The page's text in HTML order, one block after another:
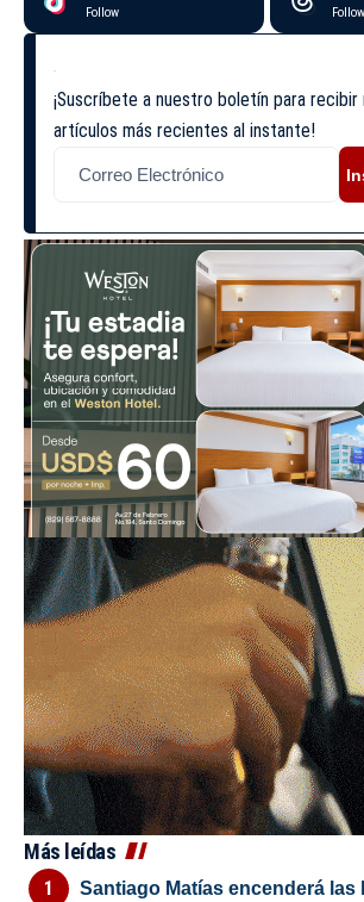
Follow Follow
¡Suscríbete a nuestro boletín para recibir
artículos más recientes al instante!
Más leídas
Santiago Matías encenderá las